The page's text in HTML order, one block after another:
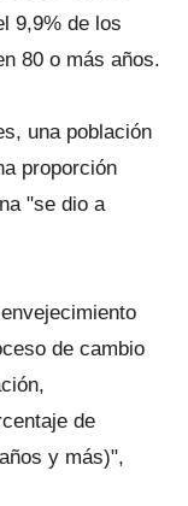
9,9% de los
80 o más años.
una población
proporción
"se dio a
de cambio
de
y más)",